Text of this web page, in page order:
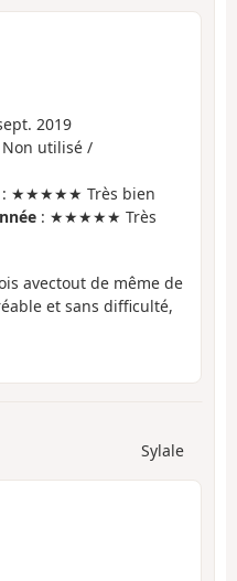
2019
Non utilisé /
: ★★★★★ Très bien
: ★★★★★ Très
avectout de même de
et sans difficulté,
Sylale